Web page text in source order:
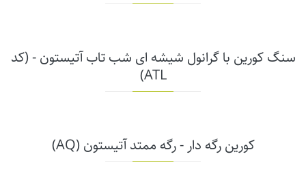
سنگ کورین با گرانول شیشه ای شب تاب آتیستون - (کد
ATL)
کورین رگه دار - رگه ممتد آتیستون (AQ)